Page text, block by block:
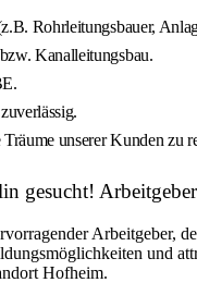
Rohrleitungsbauer,
Kanalleitungsbau.
unserer Kunden zu
gesucht!
Arbeitgeber,
und
Hofheim.